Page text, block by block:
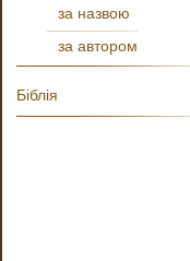
за назвою
за автором
Біблія